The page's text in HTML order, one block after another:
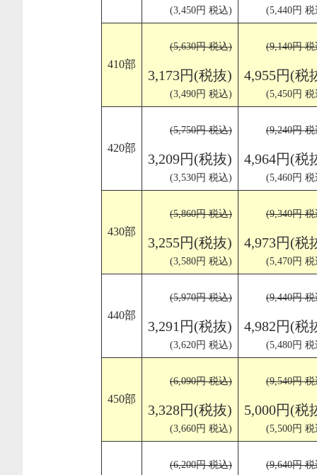
(3,450円 税込) (5,440円
410部
(5,630円 税込)
3,173円(税抜)
(3,490円 税込)
(9,140円
4,955円(税
(5,450円
420部
(5,750円 税込)
3,209円(税抜)
(3,530円 税込)
(9,240円
4,964円(税
(5,460円
430部
(5,860円 税込)
3,255円(税抜)
(3,580円 税込)
(9,340円
4,973円(税
(5,470円
440部
(5,970円 税込)
3,291円(税抜)
(3,620円 税込)
(9,440円
4,982円(税
(5,480円
450部
(6,090円 税込)
3,328円(税抜)
(3,660円 税込)
(9,540円
5,000円(税
(5,500円
(6,200円 税込) (9,640円